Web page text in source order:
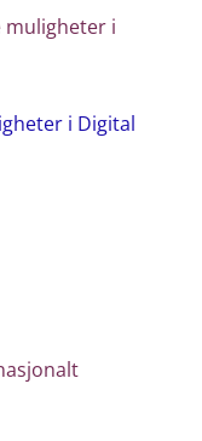
muligheter i
i Digital